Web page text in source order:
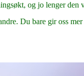
og jo lenger den
Du bare gir oss